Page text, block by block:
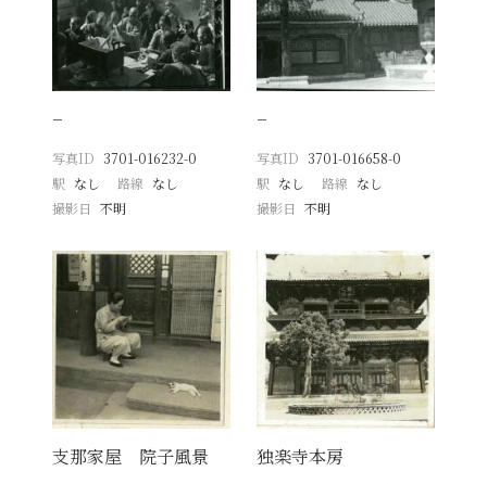
−
写真ID 3701-016232-0
駅 なし 路線 なし
撮影日
不明
−
写真ID 3701-016658-0
駅 なし 路線 なし
撮影日 不明
支那家屋 院子風景 独楽寺本房